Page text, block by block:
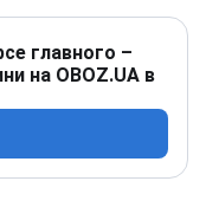
главного –
на OBOZ.UA в